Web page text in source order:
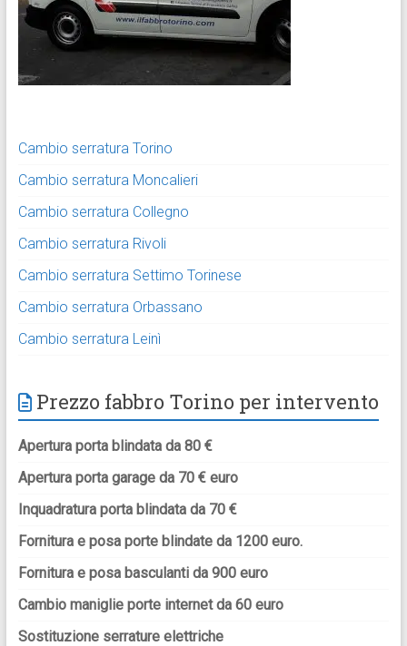
Cambio serratura Torino
Cambio serratura Moncalieri
Cambio serratura Collegno
Cambio serratura Rivoli
Cambio serratura Settimo Torinese
Cambio serratura Orbassano
Cambio serratura Leinì
Prezzo fabbro Torino per intervento
Apertura porta blindata da 80 €
Apertura porta garage da 70 € euro
Inquadratura porta blindata da 70 €
Fornitura e posa porte blindate da 1200 euro.
Fornitura e posa basculanti da 900 euro
Cambio maniglie porte internet da 60 euro
Sostituzione serrature elettriche